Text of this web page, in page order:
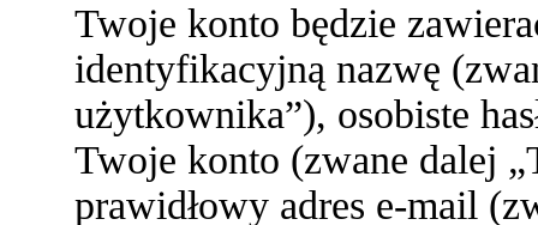
Twoje konto będzie
identyfikacyjną nazwę
użytkownika”), osobiste
Twoje konto (zwane dalej
prawidłowy adres e-mail